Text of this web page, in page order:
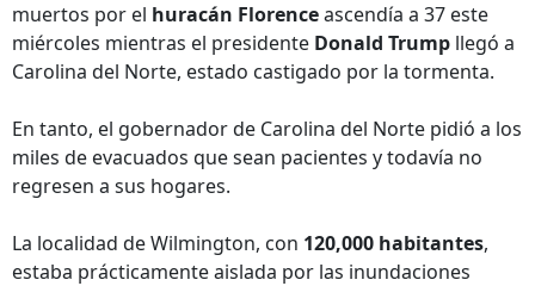
muertos por el huracán Florenceascendía a 37 este
miércoles mientras el presidente Donald Trump llegó a
Carolina del Norte, estado castigado por la tormenta.
En tanto, el gobernador de Carolina del Norte pidió a los
miles de evacuados que sean pacientes y todavía no
regresen a sus hogares.
La localidad de Wilmington, con 120,000 habitantes,
estaba prácticamente aislada por las inundaciones